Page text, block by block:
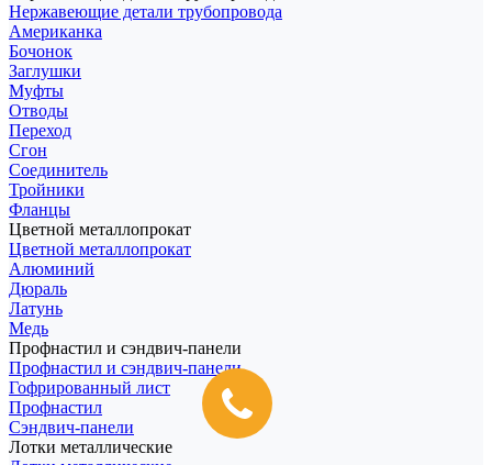
Нержавеющие детали трубопровода
Американка
Бочонок
Заглушки
Муфты
Отводы
Переход
Сгон
Соединитель
Тройники
Фланцы
Цветной металлопрокат
Цветной металлопрокат
Алюминий
Дюраль
Латунь
Медь
Профнастил и сэндвич-панели
Профнастил и сэндвич-панели
Гофрированный лист
Профнастил
Сэндвич-панели
Лотки металлические